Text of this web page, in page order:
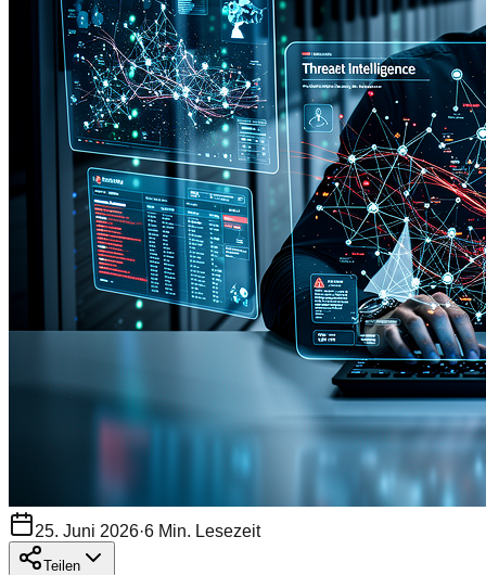
25. Juni 2026·6 Min. Lesezeit
Teilen